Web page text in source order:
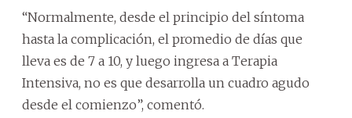
“Normalmente, desde el principio del síntoma
hasta la complicación, el promedio de días que
lleva es de 7 a 10, y luego ingresa a Terapia
Intensiva, no es que desarrolla un cuadro agudo
desde el comienzo”, comentó.